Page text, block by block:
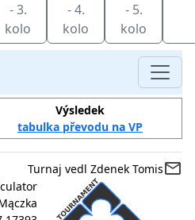
- 3.
kolo
- 4.
kolo
- 5.
kolo
Výsledek
tabulka převodu na VP
Turnaj vedl Zdenek Tomismail_outline